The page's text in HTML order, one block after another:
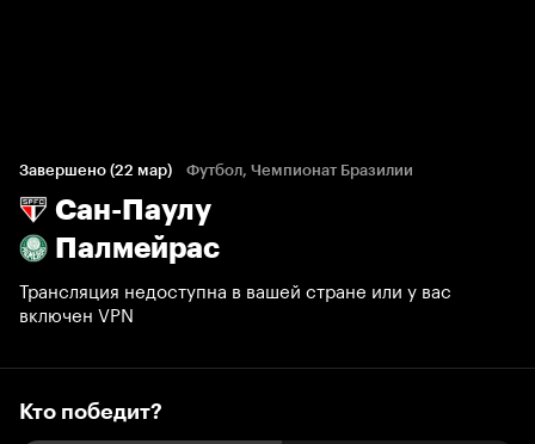
Завершено (22 мар) Футбол, Чемпионат Бразилии
Сан-Паулу
Палмейрас
Трансляция недоступна в вашей стране или у вас
включен VPN
53%
Кто победит?